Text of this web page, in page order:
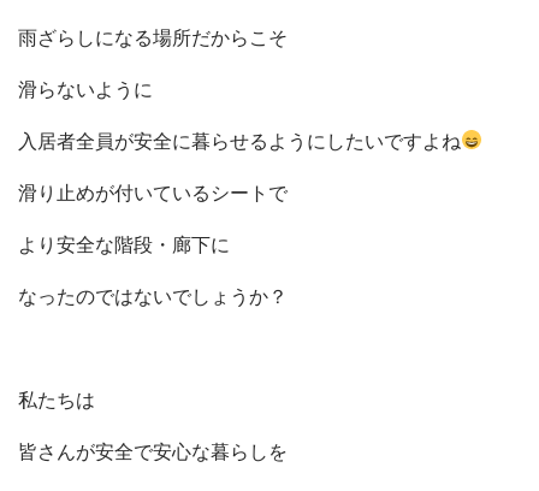
雨ざらしになる場所だからこそ
滑らないように
入居者全員が安全に暮らせるようにしたいですよね
滑り止めが付いているシートで
より安全な階段・廊下に
なったのではないでしょうか？
私たちは
皆さんが安全で安心な暮らしを